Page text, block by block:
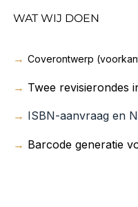
WAT WIJ DOEN
→ Coverontwerp
→ Twee revisierondes
→ ISBN-aanvraag en
→ Barcode generatie